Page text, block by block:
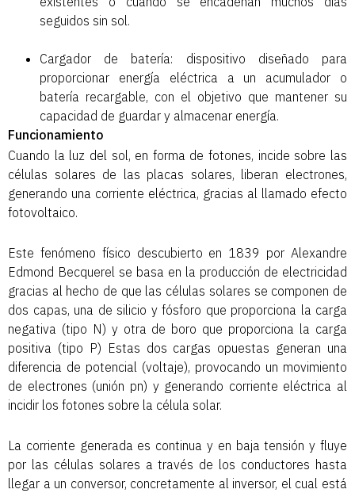
seguidos sin sol.
Cargador de batería: dispositivo diseñado para
proporcionar energía eléctrica a un acumulador o
batería recargable, con el objetivo que mantener su
capacidad de guardar y almacenar energía.
Funcionamiento
Cuando la luz del sol, en forma de fotones, incide sobre las
células solares de las placas solares, liberan electrones,
generando una corriente eléctrica, gracias al llamado efecto
fotovoltaico.
Este fenómeno físico descubierto en 1839 por Alexandre
Edmond Becquerel se basa en la producción de electricidad
gracias al hecho de que las células solares se componen de
dos capas, una de silicio y fósforo que proporciona la carga
negativa (tipo N) y otra de boro que proporciona la carga
positiva (tipo P) Estas dos cargas opuestas generan una
diferencia de potencial (voltaje), provocando un movimiento
de electrones (unión pn) y generando corriente eléctrica al
incidir los fotones sobre la célula solar.
La corriente generada es continua y en baja tensión y fluye
por las células solares a través de los conductores hasta
llegar a un conversor, concretamente al inversor, el cual está